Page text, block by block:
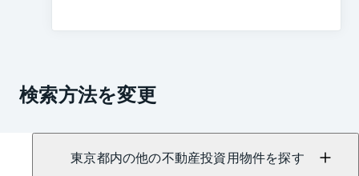
検索方法を変更
東京都内の他の不動産投資用物件を探す